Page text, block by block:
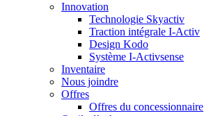
Innovation
Technologie Skyactiv
Traction intégrale I-Activ
Design Kodo
Système I-Activsense
Inventaire
Nous joindre
Offres
Offres du concessionnaire